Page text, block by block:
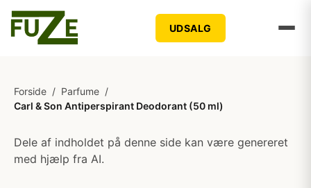
UDSALG
Forside / Parfume /
Carl & Son Antiperspirant Deodorant (50 ml)
Dele af indholdet på denne side kan være genereret
med hjælp fra AI.